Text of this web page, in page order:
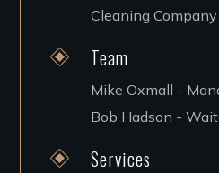
Cleaning Company
Team
Mike Oxmall -
Bob Hadson -
Services